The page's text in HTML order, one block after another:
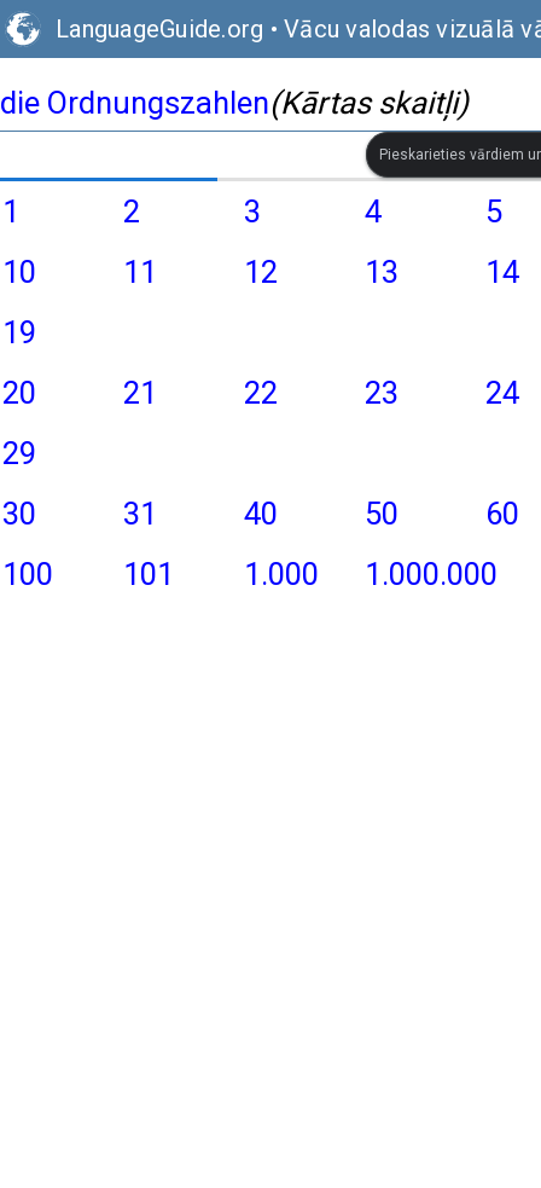
LanguageGuide.org • Vācu valodas vizuālā
die Ordnungszahlen(Kārtas skaitļi)
Pieskarieties vārdiem
1 2 3 4
5
10
11 12 13
14
19
20
21 22 23
24
29
30
31 40 50
60
100
101 1.000 1.000.000